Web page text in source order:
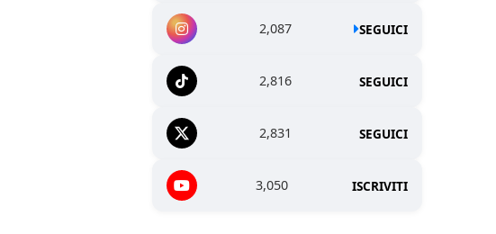
2,087 SEGUICI
2,816 SEGUICI
2,831 SEGUICI
3,050 ISCRIVITI